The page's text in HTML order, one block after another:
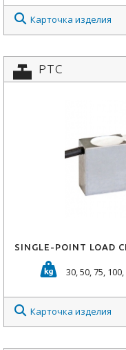
Карточка изделия
PTC
SINGLE-POINT LOAD
30, 50, 75,
Карточка изделия